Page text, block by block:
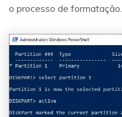
o processo de formatação.